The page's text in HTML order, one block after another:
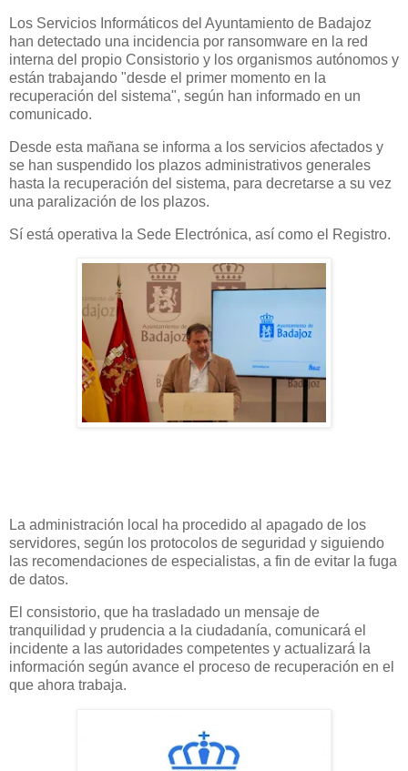
Los Servicios Informáticos del Ayuntamiento de Badajoz
han detectado una incidencia por ransomware en la red
interna del propio Consistorio y los organismos autónomos y
están trabajando "desde el primer momento en la
recuperación del sistema", según han informado en un
comunicado.
Desde esta mañana se informa a los servicios afectados y
se han suspendido los plazos administrativos generales
hasta la recuperación del sistema, para decretarse a su vez
una paralización de los plazos.
Sí está operativa la Sede Electrónica, así como el Registro.
La administración local ha procedido al apagado de los
servidores, según los protocolos de seguridad y siguiendo
las recomendaciones de especialistas, a fin de evitar la fuga
de datos.
El consistorio, que ha trasladado un mensaje de
tranquilidad y prudencia a la ciudadanía, comunicará el
incidente a las autoridades competentes y actualizará la
información según avance el proceso de recuperación en el
que ahora trabaja.